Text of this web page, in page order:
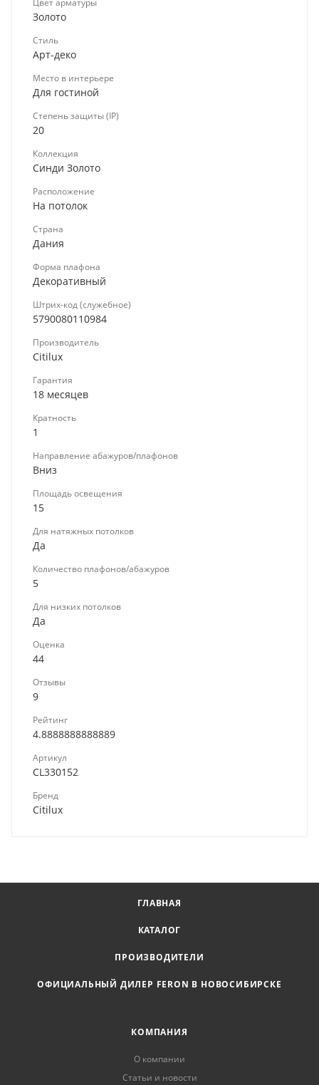
Цвет арматуры
Золото
Стиль
Арт-деко
Место в интерьере
Для гостиной
Степень защиты (IP)
20
Коллекция
Синди Золото
Расположение
На потолок
Страна
Дания
Форма плафона
Декоративный
Штрих-код (служебное)
5790080110984
Производитель
Citilux
Гарантия
18 месяцев
Кратность
1
Направление абажуров/плафонов
Вниз
Площадь освещения
15
Для натяжных потолков
Да
Количество плафонов/абажуров
5
Для низких потолков
Да
Оценка
44
Отзывы
9
Рейтинг
4.8888888888889
Артикул
CL330152
Бренд
Citilux
ГЛАВНАЯ
КАТАЛОГ
ПРОИЗВОДИТЕЛИ
ОФИЦИАЛЬНЫЙ ДИЛЕР FERON В НОВОСИБИРСКЕ
КОМПАНИЯ
О компании
Статьи и новости